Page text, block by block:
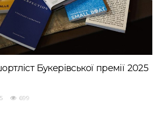
Букерівської премії 2025
699